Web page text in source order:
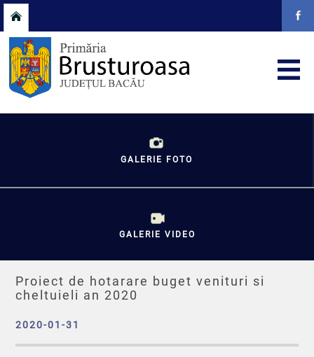
GALERIE FOTO
GALERIE VIDEO
Proiect de hotarare buget venituri si
cheltuieli an 2020
2020-01-31